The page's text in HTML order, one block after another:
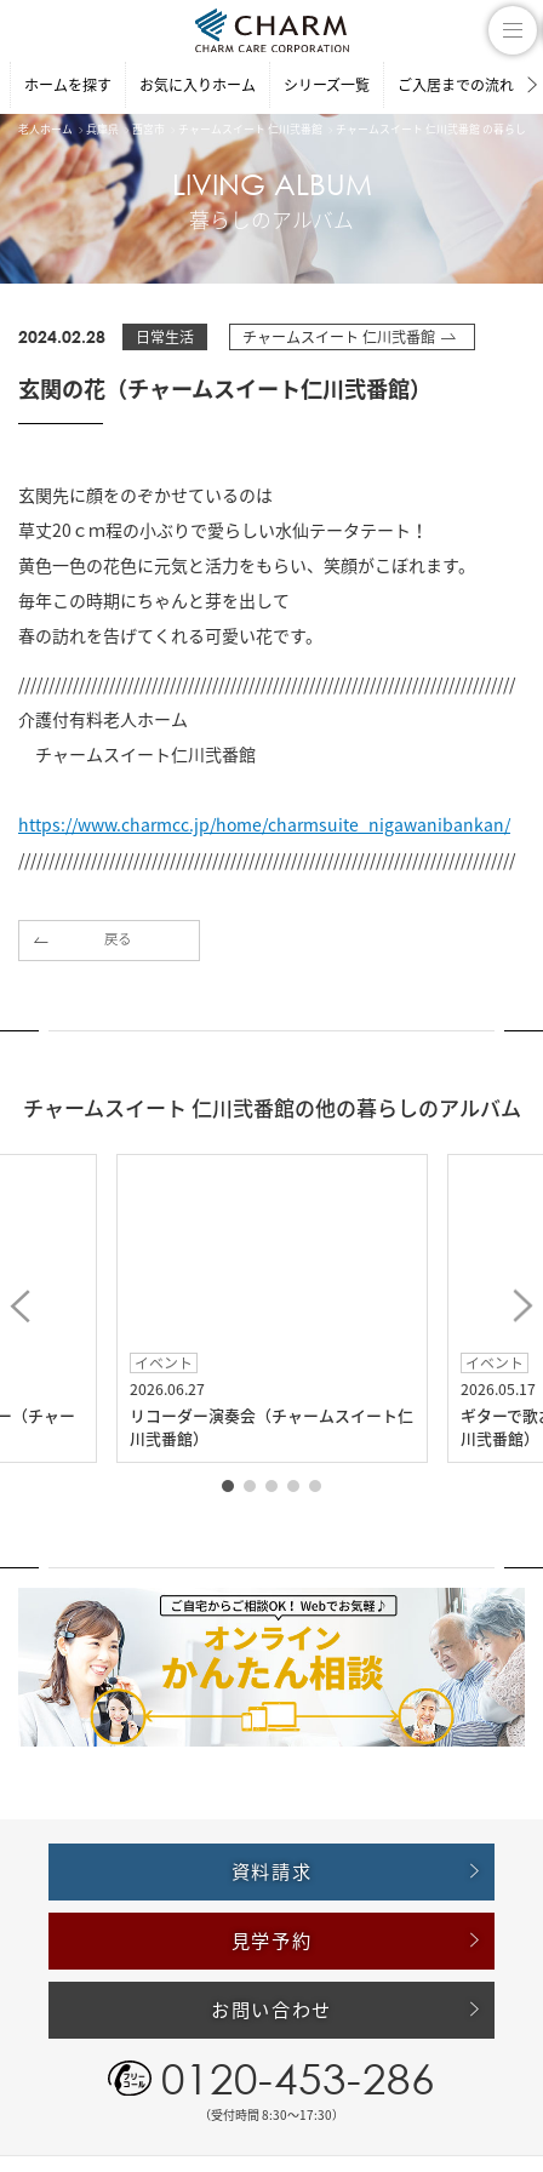
ホームを探す お気に入りホーム シリーズ一覧 ご入居までの流れ
老人ホーム 兵庫県 西宮市 チャームスイート 仁川弐番館 チャームスイート 仁川弐番館 の暮らしの
LIVING ALBUM
暮らしのアルバム
2024.02.28 日常生活 チャームスイート 仁川弐番館
玄関の花（チャームスイート仁川弐番館）
玄関先に顔をのぞかせているのは
草丈20ｃｍ程の小ぶりで愛らしい水仙テータテート！
黄色一色の花色に元気と活力をもらい、笑顔がこぼれます。
毎年この時期にちゃんと芽を出して
春の訪れを告げてくれる可愛い花です。
//////////////////////////////////////////////////////////////////////////////////
介護付有料老人ホーム
チャームスイート仁川弐番館
https://www.charmcc.jp/home/charmsuite_nigawanibankan/
//////////////////////////////////////////////////////////////////////////////////
戻る
チャームスイート 仁川弐番館の他の暮らしのアルバム
（チャー
イベント
2026.06.27
リコーダー演奏会（チャームスイート仁
川弐番館）
イベント
2026.05.17
ギターで
川弐番館）
資料請求
見学予約
お問い合わせ
0120-453-286
（受付時間 8:30〜17:30）